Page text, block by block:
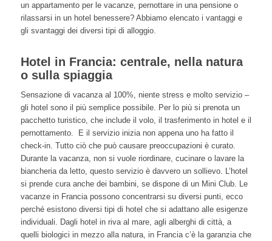
un appartamento per le vacanze, pernottare in una pensione o
rilassarsi in un hotel benessere? Abbiamo elencato i vantaggi e
gli svantaggi dei diversi tipi di alloggio.
Hotel in Francia: centrale, nella natura
o sulla spiaggia
Sensazione di vacanza al 100%, niente stress e molto servizio –
gli hotel sono il più semplice possibile. Per lo più si prenota un
pacchetto turistico, che include il volo, il trasferimento in hotel e il
pernottamento. E il servizio inizia non appena uno ha fatto il
check-in. Tutto ciò che può causare preoccupazioni è curato.
Durante la vacanza, non si vuole riordinare, cucinare o lavare la
biancheria da letto, questo servizio è davvero un sollievo. L’hotel
si prende cura anche dei bambini, se dispone di un Mini Club. Le
vacanze in Francia possono concentrarsi su diversi punti, ecco
perché esistono diversi tipi di hotel che si adattano alle esigenze
individuali. Dagli hotel in riva al mare, agli alberghi di città, a
quelli biologici in mezzo alla natura, in Francia c’è la garanzia che